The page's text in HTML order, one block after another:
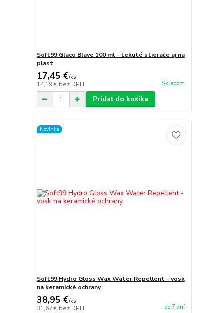
Soft99 Glaco Blave 100 ml - tekuté stierače aj na
plast
17,45 €/ks
14,19 € bez DPH Skladom
Pridať do košíka
Novinka
Soft99 Hydro Gloss Wax Water Repellent - vosk
na keramické ochrany
38,95 €/ks
31,67 € bez DPH do 7 dní